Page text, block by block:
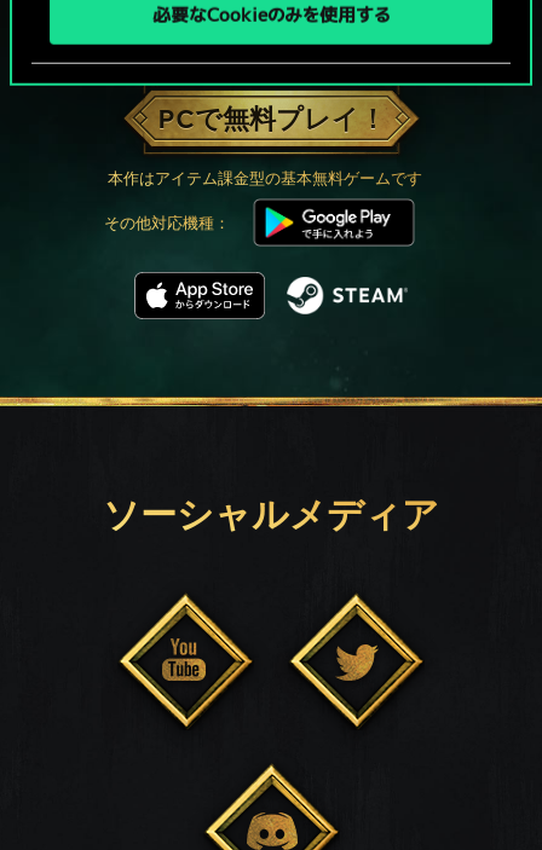
必要なCookieのみを使用する
グウェントでひと勝負といかない
か？
PCで無料プレイ！
本作はアイテム課金型の基本無料ゲームです
その他対応機種：
ソーシャルメディア